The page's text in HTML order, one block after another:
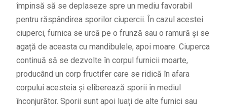
împinsă să se deplaseze spre un mediu favorabil
pentru răspândirea sporilor ciupercii. În cazul acestei
ciuperci, furnica se urcă pe o frunză sau o ramură și se
agață de aceasta cu mandibulele, apoi moare. Ciuperca
continuă să se dezvolte în corpul furnicii moarte,
producând un corp fructifer care se ridică în afara
corpului acesteia și eliberează sporii în mediul
înconjurător. Sporii sunt apoi luați de alte furnici sau